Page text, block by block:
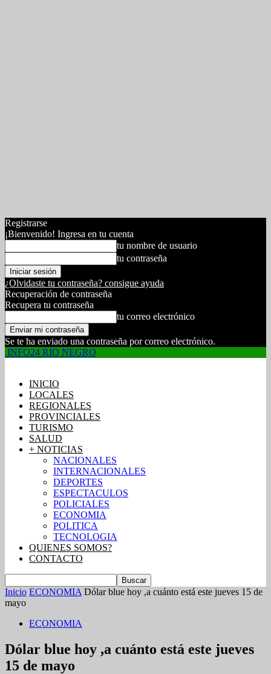
Registrarse
¡Bienvenido! Ingresa en tu cuenta
tu nombre de usuario
tu contraseña
¿Olvidaste tu contraseña? consigue ayuda
Recuperación de contraseña
Recupera tu contraseña
tu correo electrónico
Se te ha enviado una contraseña por correo electrónico.
INFO24 RIO NEGRO
INICIO
LOCALES
REGIONALES
PROVINCIALES
TURISMO
SALUD
+ NOTICIAS
NACIONALES
INTERNACIONALES
DEPORTES
ESPECTACULOS
POLICIALES
ECONOMIA
POLITICA
TECNOLOGIA
QUIENES SOMOS?
CONTACTO
Inicio ECONOMIA Dólar blue hoy ,a cuánto está este jueves 15 de
mayo
ECONOMIA
Dólar blue hoy ,a cuánto está este jueves
15 de mayo